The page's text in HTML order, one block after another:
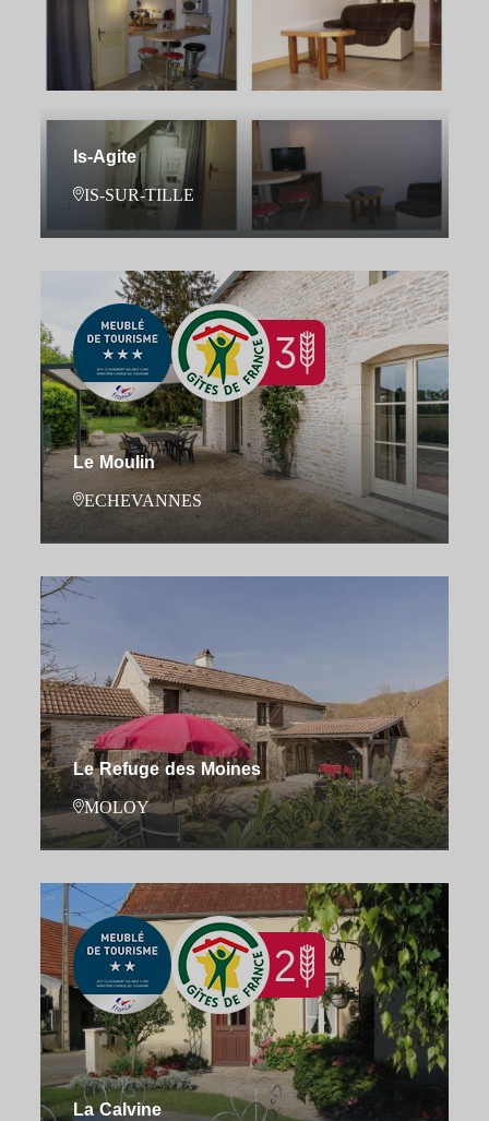
Is-Agite
IS-SUR-TILLE
Le Moulin
ECHEVANNES
Le Refuge des Moines
MOLOY
La Calvine